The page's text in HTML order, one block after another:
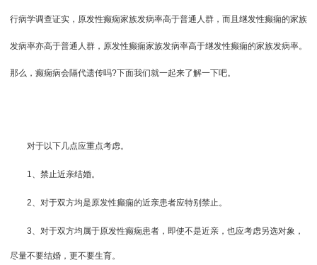
行病学调查证实，原发性癫痫家族发病率高于普通人群，而且继发性癫痫的家族
发病率亦高于普通人群，原发性癫痫家族发病率高于继发性癫痫的家族发病率。
那么，癫痫病会隔代遗传吗?下面我们就一起来了解一下吧。
对于以下几点应重点考虑。
1、禁止近亲结婚。
2、对于双方均是原发性癫痫的近亲患者应特别禁止。
3、对于双方均属于原发性癫痫患者，即使不是近亲，也应考虑另选对象，
尽量不要结婚，更不要生育。